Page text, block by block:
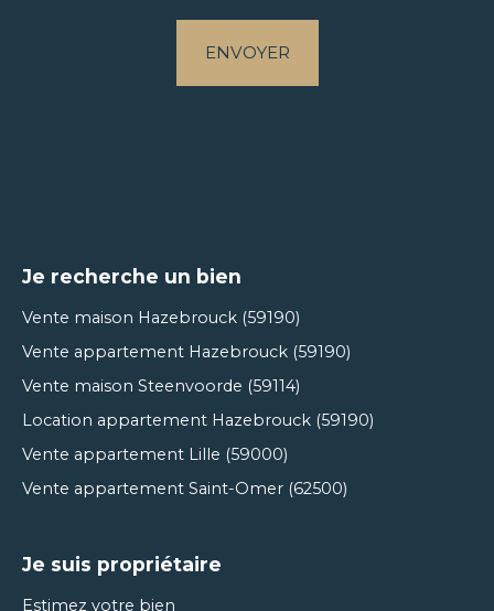
ENVOYER
Je recherche un bien
Vente maison Hazebrouck (59190)
Vente appartement Hazebrouck (59190)
Vente maison Steenvoorde (59114)
Location appartement Hazebrouck (59190)
Vente appartement Lille (59000)
Vente appartement Saint-Omer (62500)
Je suis propriétaire
Estimez votre bien